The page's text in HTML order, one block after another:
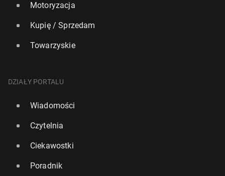
Motoryzacja
Kupię / Sprzedam
Towarzyskie
DZIAŁY PORTALU
Wiadomości
Czytelnia
Ciekawostki
Poradnik